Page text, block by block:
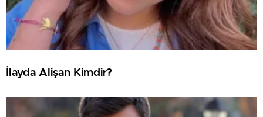
İlayda Alişan Kimdir?